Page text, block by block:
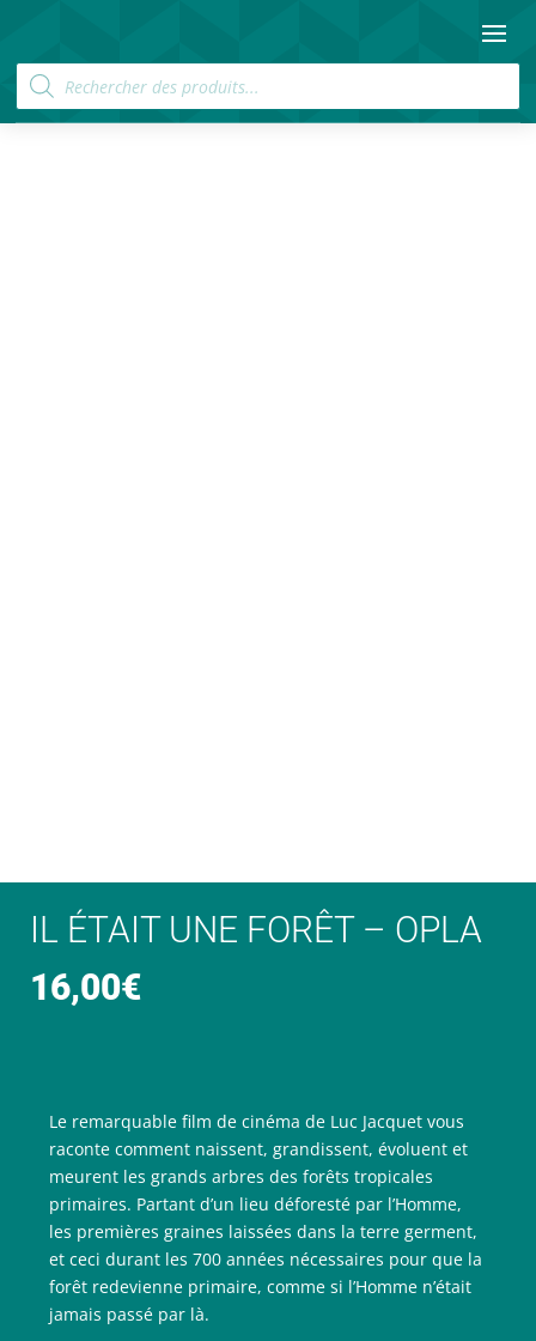
Recherche
de
produits
IL ÉTAIT UNE FORÊT – OPLA
16,00€
Le remarquable film de cinéma de Luc Jacquet vous
raconte comment naissent, grandissent, évoluent et
meurent les grands arbres des forêts tropicales
primaires. Partant d’un lieu déforesté par l’Homme,
les premières graines laissées dans la terre germent,
et ceci durant les 700 années nécessaires pour que la
forêt redevienne primaire, comme si l’Homme n’était
jamais passé par là.